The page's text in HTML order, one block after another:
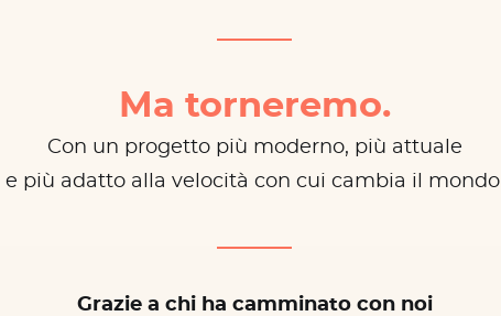
Ma torneremo.
Con un progetto più moderno, più attuale
e più adatto alla velocità con cui cambia il
Grazie a chi ha camminato con noi